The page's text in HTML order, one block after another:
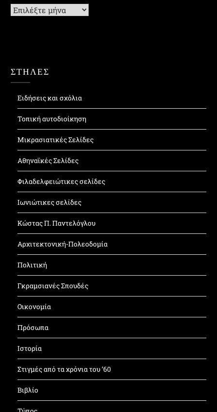
Ιστορικό
ΣΤΗΛΕΣ
Ειδήσεις και σχόλια
Τοπική αυτοδιοίκηση
Μικρασιατικές Σελίδες
Αθηναϊκές Σελίδες
Φιλαδελφειώτικες σελίδες
Ιωνιώτικες σελίδες
Κώστας Π. Παντελόγλου
Αρχιτεκτονική-Πολεοδομία
Πολιτική
Γκραμσιανές Σπουδές
Οικονομία
Πρόσωπα
Ιστορία
Στιγμές από τα χρόνια του ’60
Βιβλίο